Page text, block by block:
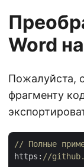
Word
Пожалуйста,
фрагменту
// Полные
https: //